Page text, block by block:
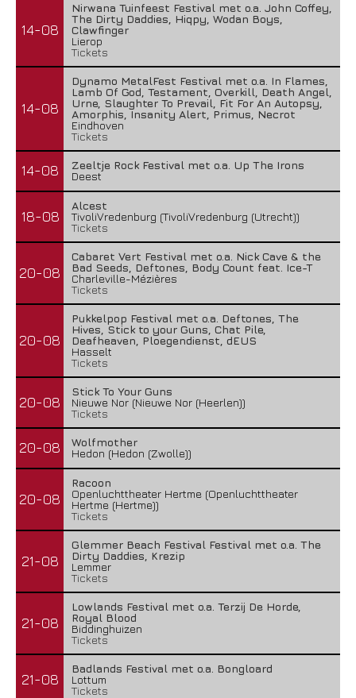
14-08
Nirwana Tuinfeest Festival met o.a. John Coffey,
The Dirty Daddies, Hiqpy, Wodan Boys,
Clawfinger
Lierop
Tickets
14-08
Dynamo MetalFest Festival met o.a. In Flames,
Lamb Of God, Testament, Overkill, Death Angel,
Urne, Slaughter To Prevail, Fit For An Autopsy,
Amorphis, Insanity Alert, Primus, Necrot
Eindhoven
Tickets
14-08
Zeeltje Rock Festival met o.a. Up The Irons
Deest
18-08
Alcest
TivoliVredenburg (TivoliVredenburg (Utrecht))
Tickets
20-08
Cabaret Vert Festival met o.a. Nick Cave & the
Bad Seeds, Deftones, Body Count feat. Ice-T
Charleville-Mézières
Tickets
20-08
Pukkelpop Festival met o.a. Deftones, The
Hives, Stick to your Guns, Chat Pile,
Deafheaven, Ploegendienst, dEUS
Hasselt
Tickets
20-08
Stick To Your Guns
Nieuwe Nor (Nieuwe Nor (Heerlen))
Tickets
20-08
Wolfmother
Hedon (Hedon (Zwolle))
20-08
Racoon
Openluchttheater Hertme (Openluchttheater
Hertme (Hertme))
Tickets
21-08
Glemmer Beach Festival Festival met o.a. The
Dirty Daddies, Krezip
Lemmer
Tickets
21-08
Lowlands Festival met o.a. Terzij De Horde,
Royal Blood
Biddinghuizen
Tickets
21-08
Badlands Festival met o.a. Bongloard
Lottum
Tickets